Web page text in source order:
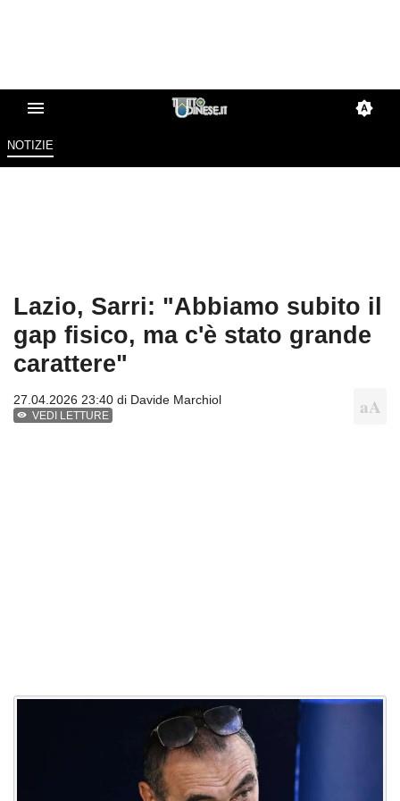
NOTIZIE
Lazio, Sarri: "Abbiamo subito il
gap fisico, ma c'è stato grande
carattere"
27.04.2026 23:40 di Davide Marchiol
VEDI LETTURE